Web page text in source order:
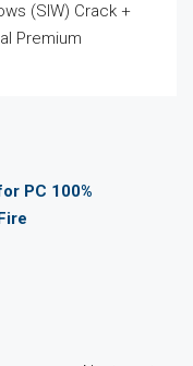
(SIW) Crack +
Premium
PC 100%